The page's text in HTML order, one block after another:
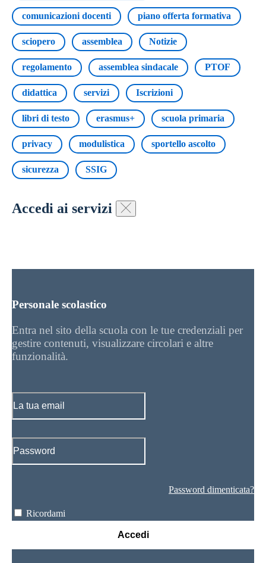
comunicazioni docenti piano offerta formativa
sciopero assemblea Notizie
regolamento assemblea sindacale PTOF
didattica servizi Iscrizioni
libri di testo erasmus+ scuola primaria
privacy modulistica sportello ascolto
sicurezza SSIG
Accedi ai servizi
Personale scolastico
Entra nel sito della scuola con le tue credenziali per
gestire contenuti, visualizzare circolari e altre
funzionalità.
Password dimenticata?
Ricordami
Accedi